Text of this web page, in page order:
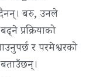
बरु, उनले
प्रक्रियाको
र परमेश्वरको